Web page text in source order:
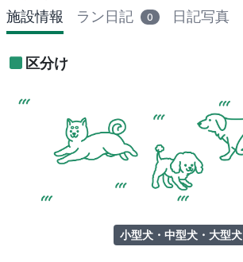
施設情報 ラン日記 0 日記写真
区分け
小型犬・中型犬・大型犬